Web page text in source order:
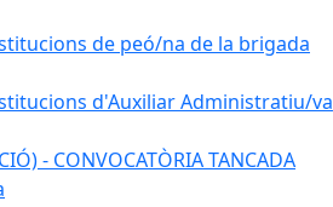
de peó/na de la brigada
d'Auxiliar Administratiu/va
- CONVOCATÒRIA TANCADA